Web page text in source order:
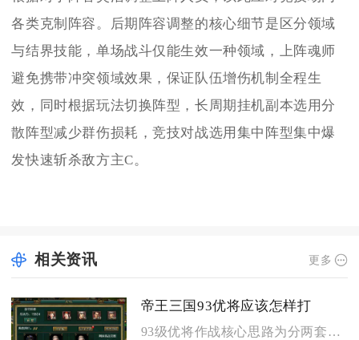
各类克制阵容。后期阵容调整的核心细节是区分领域
与结界技能，单场战斗仅能生效一种领域，上阵魂师
避免携带冲突领域效果，保证队伍增伤机制全程生
效，同时根据玩法切换阵型，长周期挂机副本选用分
散阵型减少群伤损耗，竞技对战选用集中阵型集中爆
发快速斩杀敌方主C。
相关资讯 更多
帝王三国93优将应该怎样打
93级优将作战核心思路为分两套成型阵容，刷黄练级选用智步搭配...